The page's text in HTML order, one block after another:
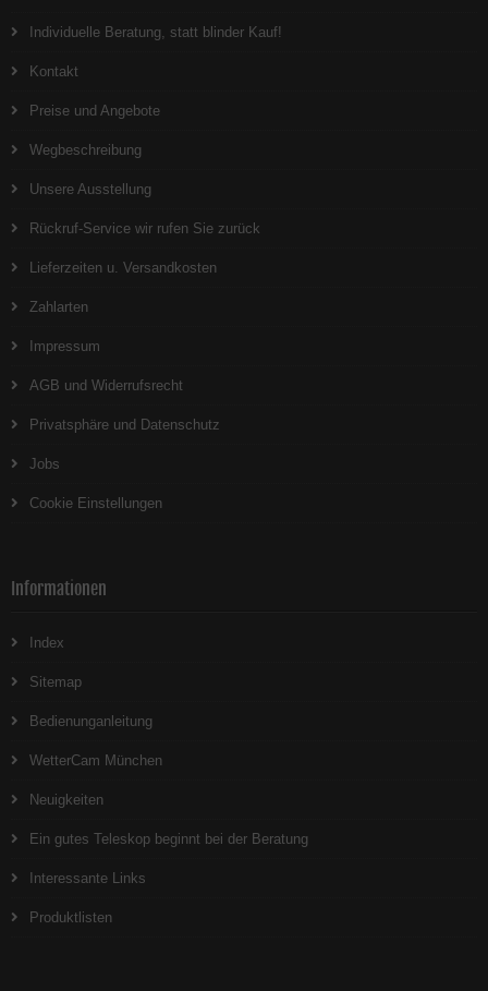
Individuelle Beratung, statt blinder Kauf!
Kontakt
Preise und Angebote
Wegbeschreibung
Unsere Ausstellung
Rückruf-Service wir rufen Sie zurück
Lieferzeiten u. Versandkosten
Zahlarten
Impressum
AGB und Widerrufsrecht
Privatsphäre und Datenschutz
Jobs
Cookie Einstellungen
Informationen
Index
Sitemap
Bedienunganleitung
WetterCam München
Neuigkeiten
Ein gutes Teleskop beginnt bei der Beratung
Interessante Links
Produktlisten